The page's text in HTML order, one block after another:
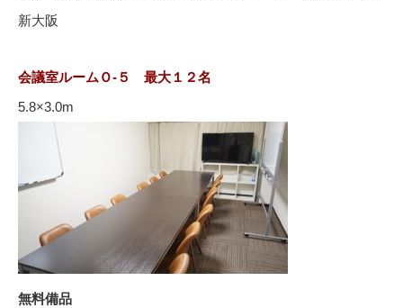
新大阪
会議室ルームＯ-５ 最大１２名
5.8×3.0m
無料備品